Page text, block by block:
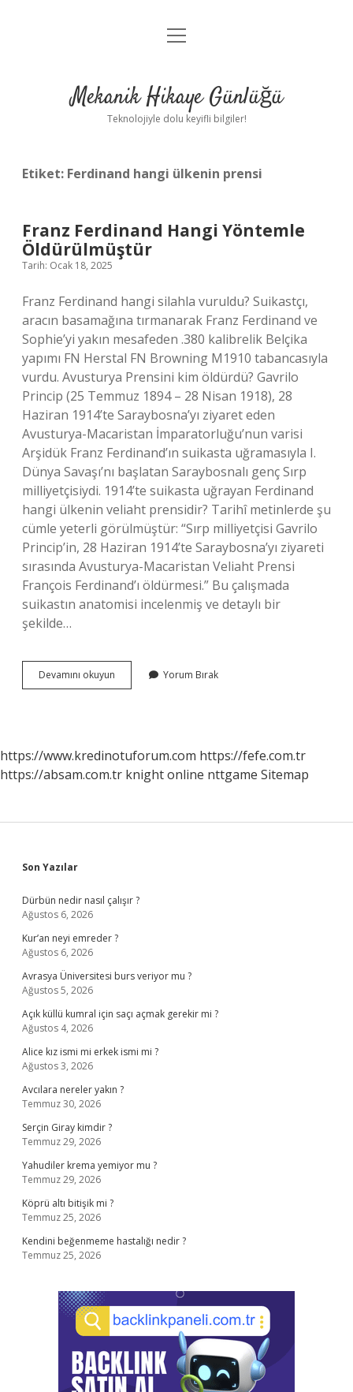
Anasayfa
Yasal Uyarı
menüyü
Mekanik Hikaye Günlüğü
Teknolojiyle dolu keyifli bilgiler!
Etiket: Ferdinand hangi ülkenin prensi
Franz Ferdinand Hangi Yöntemle
Öldürülmüştür
Tarih: Ocak 18, 2025
Franz Ferdinand hangi silahla vuruldu? Suikastçı,
aracın basamağına tırmanarak Franz Ferdinand ve
Sophie’yi yakın mesafeden .380 kalibrelik Belçika
yapımı FN Herstal FN Browning M1910 tabancasıyla
vurdu. Avusturya Prensini kim öldürdü? Gavrilo
Princip (25 Temmuz 1894 – 28 Nisan 1918), 28
Haziran 1914’te Saraybosna’yı ziyaret eden
Avusturya-Macaristan İmparatorluğu’nun varisi
Arşidük Franz Ferdinand’ın suikasta uğramasıyla I.
Dünya Savaşı’nı başlatan Saraybosnalı genç Sırp
milliyetçisiydi. 1914’te suikasta uğrayan Ferdinand
hangi ülkenin veliaht prensidir? Tarihî metinlerde şu
cümle yeterli görülmüştür: “Sırp milliyetçisi Gavrilo
Princip’in, 28 Haziran 1914’te Saraybosna’yı ziyareti
sırasında Avusturya-Macaristan Veliaht Prensi
François Ferdinand’ı öldürmesi.” Bu çalışmada
suikastın anatomisi incelenmiş ve detaylı bir
şekilde…
Devamını okuyun
Ferdinand
Yorum Bırak
https://www.kredinotuforum.com https://fefe.com.tr
https://absam.com.tr knight online nttgame Sitemap
Sidebar
Son Yazılar
Dürbün nedir nasıl çalışır ?
Ağustos 6, 2026
Kur’an neyi emreder ?
Ağustos 6, 2026
Avrasya Üniversitesi burs veriyor mu ?
Ağustos 5, 2026
Açık küllü kumral için saçı açmak gerekir mi ?
Ağustos 4, 2026
Alice kız ismi mi erkek ismi mi ?
Ağustos 3, 2026
Avcılara nereler yakın ?
Temmuz 30, 2026
Serçin Giray kimdir ?
Temmuz 29, 2026
Yahudiler krema yemiyor mu ?
Temmuz 29, 2026
Köprü altı bitişik mi ?
Temmuz 25, 2026
Kendini beğenmeme hastalığı nedir ?
Temmuz 25, 2026